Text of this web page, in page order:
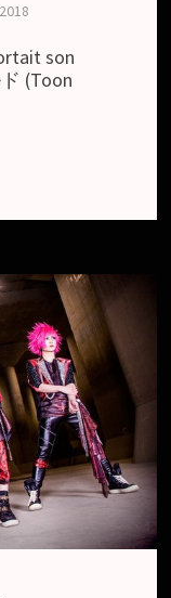
son
(Toon